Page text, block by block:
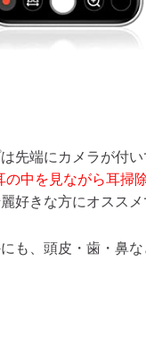
先端にカメラが付い
の中を見ながら耳掃
好きな方にオススメ
も、頭皮・歯・鼻